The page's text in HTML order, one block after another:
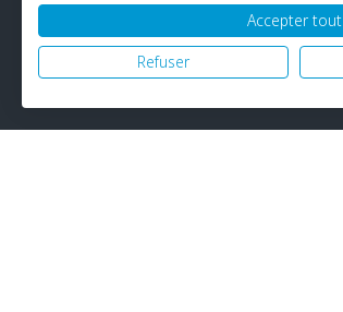
Accepter tout
Refuser